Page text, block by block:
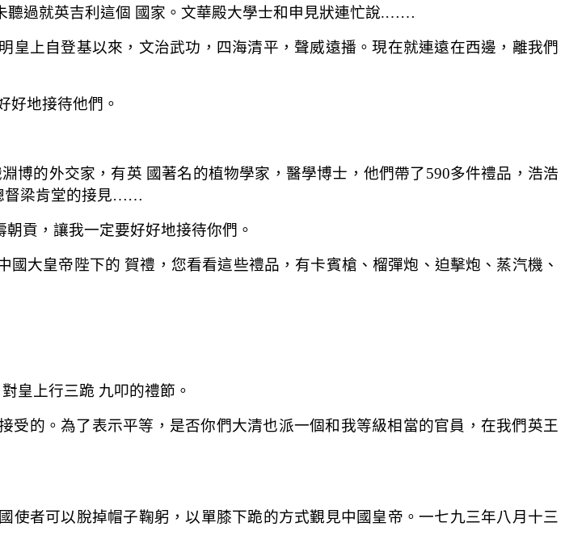
聽過就英吉利這個 國家。文華殿大學士和申見狀連忙說.……
上自登基以來，文治武功，四海清平，聲威遠播。現在就連遠在西邊，離我們
好地接待他們。
博的外交家，有英 國著名的植物學家，醫學博士，他們帶了590多件禮品，浩浩
督梁肯堂的接見……
貢，讓我一定要好好地接待你們。
大皇帝陛下的 賀禮，您看看這些禮品，有卡賓槍、榴彈炮、迫擊炮、蒸汽機、
皇上行三跪 九叩的禮節。
的。為了表示平等，是否你們大清也派一個和我等級相當的官員，在我們英王
者可以脫掉帽子鞠躬，以單膝下跪的方式覲見中國皇帝。一七九三年八月十三